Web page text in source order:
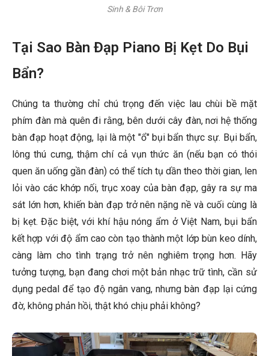
Sinh & Bôi Trơn
Tại Sao Bàn Đạp Piano Bị Kẹt Do Bụi
Bẩn?
Chúng ta thường chỉ chú trọng đến việc lau chùi bề mặt
phím đàn mà quên đi rằng, bên dưới cây đàn, nơi hệ thống
bàn đạp hoạt động, lại là một "ổ" bụi bẩn thực sự. Bụi bẩn,
lông thú cưng, thậm chí cả vụn thức ăn (nếu bạn có thói
quen ăn uống gần đàn) có thể tích tụ dần theo thời gian, len
lỏi vào các khớp nối, trục xoay của bàn đạp, gây ra sự ma
sát lớn hơn, khiến bàn đạp trở nên nặng nề và cuối cùng là
bị kẹt. Đặc biệt, với khí hậu nóng ẩm ở Việt Nam, bụi bẩn
kết hợp với độ ẩm cao còn tạo thành một lớp bùn keo dính,
càng làm cho tình trạng trở nên nghiêm trọng hơn. Hãy
tưởng tượng, bạn đang chơi một bản nhạc trữ tình, cần sử
dụng pedal để tạo độ ngân vang, nhưng bàn đạp lại cứng
đờ, không phản hồi, thật khó chịu phải không?